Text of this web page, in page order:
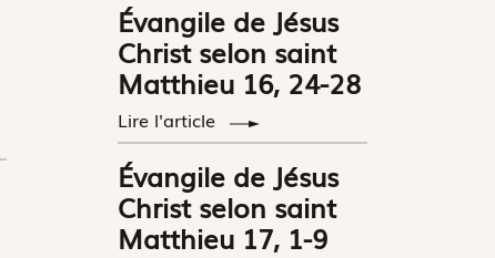
Évangile de Jésus
Christ selon saint
Matthieu 16, 24-28
Lire l'article
Évangile de Jésus
Christ selon saint
Matthieu 17, 1-9